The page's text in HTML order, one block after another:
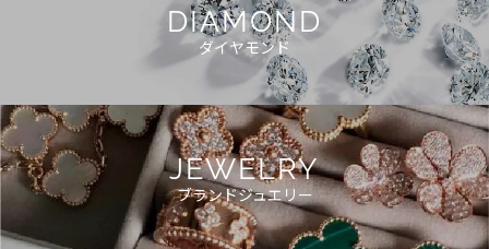
DIAMOND
ダイヤモンド
JEWELRY
ブランドジュエリー